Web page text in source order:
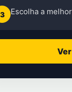
3 Escolha a